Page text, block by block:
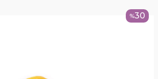
%30